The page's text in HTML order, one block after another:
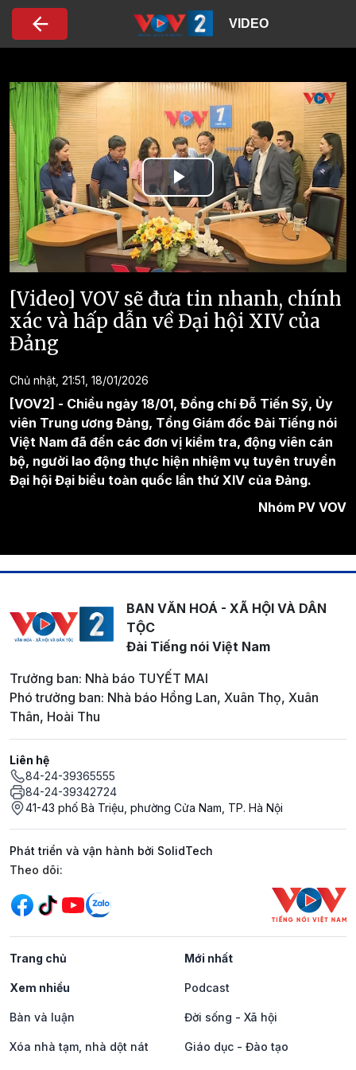
Nhảy đến nội dung
VIDEO
Play
Video
[Video] VOV sẽ đưa tin nhanh, chính
xác và hấp dẫn về Đại hội XIV của
Đảng
Chủ nhật, 21:51, 18/01/2026
[VOV2] - Chiều ngày 18/01, Đồng chí Đỗ Tiến Sỹ, Ủy
viên Trung ương Đảng, Tổng Giám đốc Đài Tiếng nói
Việt Nam đã đến các đơn vị kiểm tra, động viên cán
bộ, người lao động thực hiện nhiệm vụ tuyên truyền
Đại hội Đại biểu toàn quốc lần thứ XIV của Đảng.
Nhóm PV VOV
BAN VĂN HOÁ - XÃ HỘI VÀ DÂN
TỘC
Đài Tiếng nói Việt Nam
Trưởng ban: Nhà báo TUYẾT MAI
Phó trưởng ban: Nhà báo Hồng Lan, Xuân Thọ, Xuân
Thân, Hoài Thu
Liên hệ
84-24-39365555
84-24-39342724
41-43 phố Bà Triệu, phường Cửa Nam, TP. Hà Nội
Phát triển và vận hành bởi SolidTech
Mạng xã hội
Theo dõi:
Trang chủ Mới nhất
Xem nhiều Podcast
Bàn và luận Đời sống - Xã hội
Xóa nhà tạm, nhà dột nát Giáo dục - Đào tạo